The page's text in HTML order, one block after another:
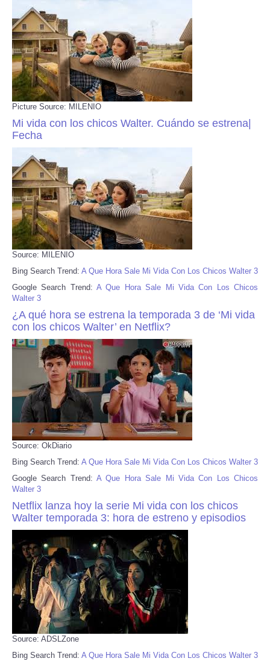
Picture Source: MILENIO
Mi vida con los chicos Walter. Cuándo se estrena|
Fecha
Source: MILENIO
Bing Search Trend: A Que Hora Sale Mi Vida Con Los Chicos Walter 3
Google Search Trend:A Que Hora Sale Mi Vida Con Los Chicos
Walter 3
¿A qué hora se estrena la temporada 3 de ‘Mi vida
con los chicos Walter’ en Netflix?
Source: OkDiario
Bing Search Trend: A Que Hora Sale Mi Vida Con Los Chicos Walter 3
Google Search Trend:A Que Hora Sale Mi Vida Con Los Chicos
Walter 3
Netflix lanza hoy la serie Mi vida con los chicos
Walter temporada 3: hora de estreno y episodios
Source: ADSLZone
Bing Search Trend: A Que Hora Sale Mi Vida Con Los Chicos Walter 3